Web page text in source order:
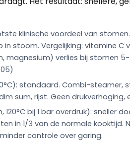
klinische voordeel van
stoom. Vergelijking: vitamine C
magnesium) verlies bij stomen 5-
standaard. Combi-
sum, rijst. Geen
bij 1 bar overdruk): sneller
in 1/3 van de normale kooktijd.
controle over garing.